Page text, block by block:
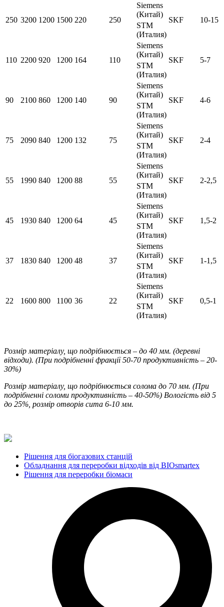
250 3200 1200 1500 220 250
Siemens
(Китай)
SKF 10-15
STM
(Италия)
110 2200 920 1200 164 110
Siemens
(Китай)
SKF 5-7
STM
(Италия)
90 2100 860 1200 140 90
Siemens
(Китай)
SKF 4-6
STM
(Италия)
75 2090 840 1200 132 75
Siemens
(Китай)
SKF 2-4
STM
(Италия)
55 1990 840 1200 88 55
Siemens
(Китай)
SKF 2-2,5
STM
(Италия)
45 1930 840 1200 64 45
Siemens
(Китай)
SKF 1,5-2
STM
(Италия)
37 1830 840 1200 48 37
Siemens
(Китай)
SKF 1-1,5
STM
(Италия)
22 1600 800 1100 36 22
Siemens
(Китай)
SKF 0,5-1
STM
(Италия)
Розмір матеріалу, що подрібнюється – до 40 мм. (деревні
відходи). (При подрібненні фракції 50-70 продуктивність – 20-
30%)
Розмір матеріалу, що подрібнюється солома до 70 мм. (При
подрібненні соломи продуктивність – 40-50%) Вологість від 5
до 25%, розмір отворів сита 6-10 мм.
Рішення для біогазових станцій
Обладнання для переробки відходів від BIOsmartex
Рішення для переробки біомаси